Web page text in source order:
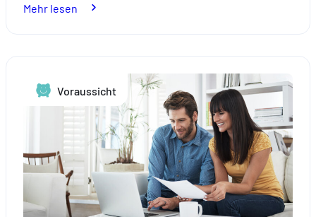
Mehr lesen
Luxemburg:
Leitfaden
Neuankömmlinge
Voraussicht